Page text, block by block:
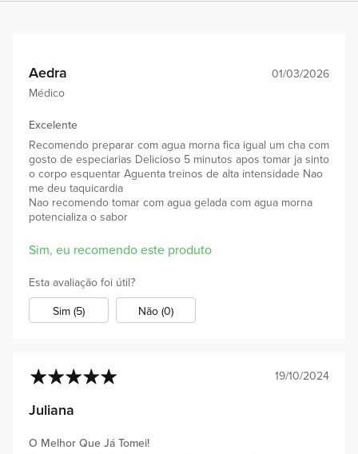
Aedra
Médico
01/03/2026
Excelente
Recomendo preparar com agua morna fica igual um cha com
gosto de especiarias Delicioso 5 minutos apos tomar ja sinto
o corpo esquentar Aguenta treinos de alta intensidade Nao
me deu taquicardia
Nao recomendo tomar com agua gelada com agua morna
potencializa o sabor
Sim, eu recomendo este produto
Esta avaliação foi útil?
Sim (5)
Não (0)
Juliana
19/10/2024
O Melhor Que Já Tomei!